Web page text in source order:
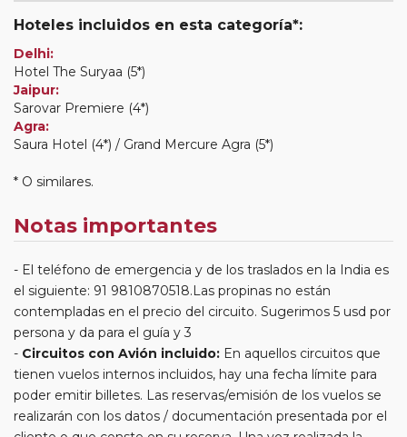
Hoteles incluidos en esta categoría*:
Delhi:
Hotel The Suryaa (5*)
Jaipur:
Sarovar Premiere (4*)
Agra:
Saura Hotel (4*) / Grand Mercure Agra (5*)
* O similares.
Notas importantes
El teléfono de emergencia y de los traslados en la India es
el siguiente: 91 9810870518.Las propinas no están
contempladas en el precio del circuito. Sugerimos 5 usd por
persona y da para el guía y 3
Circuitos con Avión incluido: En aquellos circuitos que
tienen vuelos internos incluidos, hay una fecha límite para
poder emitir billetes. Las reservas/emisión de los vuelos se
realizarán con los datos / documentación presentada por el